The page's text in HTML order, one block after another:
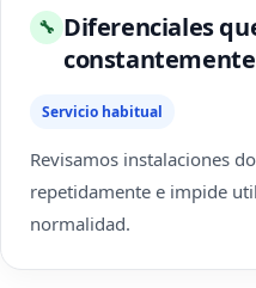
🔧 Diferenciales
constantemente
Servicio habitual
Revisamos instalaciones
repetidamente e impide
normalidad.